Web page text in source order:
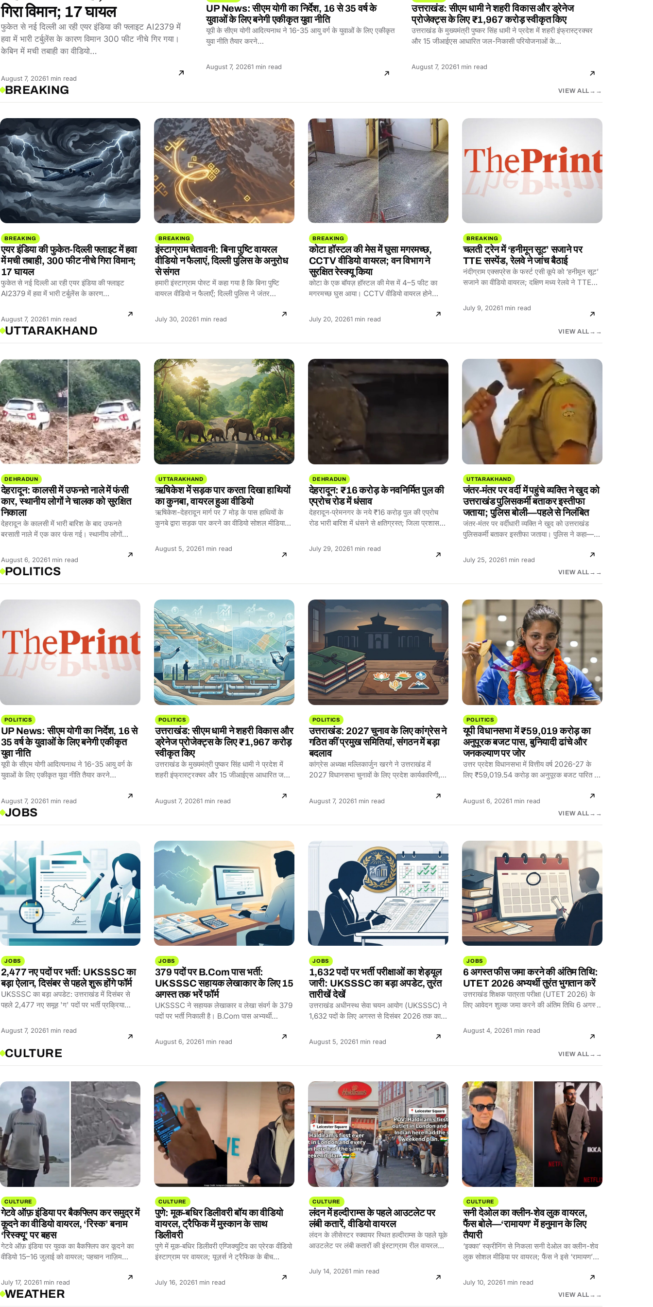
गिरा विमान; 17 घायल
फुकेत से नई दिल्ली आ रही एयर इंडिया की फ्लाइट AI2379 में
हवा में भारी टर्बुलेंस के कारण विमान 300 फीट नीचे गिर गया।
केबिन में मची तबाही का वीडियो…
August 7, 2026Reading
time:
1 min read
UP News: सीएम योगी का निर्देश, 16 से 35 वर्ष के
युवाओं के लिए बनेगी एकीकृत युवा नीति
यूपी के सीएम योगी आदित्यनाथ ने 16-35 आयु वर्ग के युवाओं के लिए एकीकृत
युवा नीति तैयार करने…
August 7, 2026Reading
1 min read
उत्तराखंड: सीएम धामी ने शहरी विकास और ड्रेनेज
प्रोजेक्ट्स के लिए ₹1,967 करोड़ स्वीकृत किए
उत्तराखंड के मुख्यमंत्री पुष्कर सिंह धामी ने प्रदेश में शहरी इंफ्रास्ट्रक्चर
और 15 जीआईएस आधारित जल-निकासी परियोजनाओं के…
August 7, 2026Reading
1 min read
BREAKING VIEW ALL →
BREAKING
BREAKING
एयर इंडिया की फुकेत-दिल्ली फ्लाइट में हवा
में मची तबाही, 300 फीट नीचे गिरा विमान;
17 घायल
फुकेत से नई दिल्ली आ रही एयर इंडिया की फ्लाइट
AI2379 में हवा में भारी टर्बुलेंस के कारण…
August 7, 2026Reading
time:
1 min read
BREAKING
इंस्टाग्राम चेतावनी: बिना पुष्टि वायरल
वीडियो न फैलाएं, दिल्ली पुलिस के अनुरोध
से संगत
हमारी इंस्टाग्राम पोस्ट में कहा गया है कि बिना पुष्टि
वायरल वीडियो न फैलाएँ; दिल्ली पुलिस ने जंतर…
July 30, 2026Reading
1 min read
BREAKING
कोटा हॉस्टल की मेस में घुसा मगरमच्छ,
CCTV वीडियो वायरल; वन विभाग ने
सुरक्षित रेस्क्यू किया
कोटा के एक बॉयज़ हॉस्टल की मेस में 4–5 फीट का
मगरमच्छ घुस आया। CCTV वीडियो वायरल होने…
July 20, 2026Reading
1 min read
BREAKING
चलती ट्रेन में ‘हनीमून सूट’ सजाने पर
TTE सस्पेंड, रेलवे ने जांच बैठाई
नंदीग्राम एक्सप्रेस के फर्स्ट एसी कूपे को ‘हनीमून सूट’
सजाने का वीडियो वायरल; दक्षिण मध्य रेलवे ने TTE…
July 9, 2026Reading
1 min read
UTTARAKHAND VIEW ALL →
DEHRADUN
देहरादून: कालसी में उफनते नाले में फंसी
कार, स्थानीय लोगों ने चालक को सुरक्षित
निकाला
देहरादून के कालसी में भारी बारिश के बाद उफनते
बरसाती नाले में एक कार फंस गई। स्थानीय लोगों…
August 6, 2026Reading
time:
1 min read
UTTARAKHAND
ऋषिकेश में सड़क पार करता दिखा हाथियों
का कुनबा, वायरल हुआ वीडियो
ऋषिकेश-देहरादून मार्ग पर 7 मोड़ के पास हाथियों के
कुनबे द्वारा सड़क पार करने का वीडियो सोशल मीडिया…
August 5, 2026Reading
1 min read
DEHRADUN
देहरादून: ₹16 करोड़ के नवनिर्मित पुल की
एप्रोच रोड में धंसाव
देहरादून‑प्रेमनगर के नये ₹16 करोड़ पुल की एप्रोच
रोड भारी बारिश में धंसने से क्षतिग्रस्त; जिला प्रशासन
July 29, 2026Reading
1 min read
UTTARAKHAND
जंतर‑मंतर पर वर्दी में पहुंचे व्यक्ति ने खुद को
उत्तराखंड पुलिसकर्मी बताकर इस्तीफा
जताया; पुलिस बोली—पहले से निलंबित
जंतर‑मंतर पर वर्दीधारी व्यक्ति ने खुद को उत्तराखंड
पुलिसकर्मी बताकर इस्तीफा जताया। पुलिस ने कहा—वह
July 25, 2026Reading
1 min read
POLITICS VIEW ALL →
POLITICS
UP News: सीएम योगी का निर्देश, 16 से
35 वर्ष के युवाओं के लिए बनेगी एकीकृत
युवा नीति
यूपी के सीएम योगी आदित्यनाथ ने 16-35 आयु वर्ग के
युवाओं के लिए एकीकृत युवा नीति तैयार करने…
August 7, 2026Reading
1 min read
POLITICS
उत्तराखंड: सीएम धामी ने शहरी विकास और
ड्रेनेज प्रोजेक्ट्स के लिए ₹1,967 करोड़
स्वीकृत किए
उत्तराखंड के मुख्यमंत्री पुष्कर सिंह धामी ने प्रदेश में
शहरी इंफ्रास्ट्रक्चर और 15 जीआईएस आधारित जल-
August 7, 2026Reading
1 min read
POLITICS
उत्तराखंड: 2027 चुनाव के लिए कांग्रेस ने
गठित कीं प्रमुख समितियां, संगठन में बड़ा
बदलाव
कांग्रेस अध्यक्ष मल्लिकार्जुन खरगे ने उत्तराखंड में
2027 विधानसभा चुनावों के लिए प्रदेश कार्यकारिणी,
August 7, 2026Reading
1 min read
POLITICS
यूपी विधानसभा में ₹59,019 करोड़ का
अनुपूरक बजट पास, बुनियादी ढांचे और
जनकल्याण पर जोर
उत्तर प्रदेश विधानसभा में वित्तीय वर्ष 2026-27 के
लिए ₹59,019.54 करोड़ का अनुपूरक बजट पारित हो
August 6, 2026Reading
1 min read
JOBS VIEW ALL →
JOBS
JOBS
2,477 नए पदों पर भर्ती: UKSSSC का
बड़ा ऐलान, दिसंबर से पहले शुरू होंगे फॉर्म
UKSSSC का बड़ा अपडेट: उत्तराखंड में दिसंबर से
पहले 2,477 नए समूह 'ग' पदों पर भर्ती प्रक्रिया
August 7, 2026Reading
1 min read
JOBS
379 पदों पर B.Com पास भर्ती:
UKSSSC सहायक लेखाकार के लिए 15
अगस्त तक भरें फॉर्म
UKSSSC ने सहायक लेखाकार व लेखा संवर्ग के 379
पदों पर भर्ती निकाली है। B.Com पास अभ्यर्थी
August 6, 2026Reading
1 min read
JOBS
1,632 पदों पर भर्ती परीक्षाओं का शेड्यूल
जारी: UKSSSC का बड़ा अपडेट, तुरंत
तारीखें देखें
उत्तराखंड अधीनस्थ सेवा चयन आयोग (UKSSSC) ने
1,632 पदों के लिए अगस्त से दिसंबर 2026 तक का
August 5, 2026Reading
1 min read
JOBS
6 अगस्त फीस जमा करने की अंतिम तिथि:
UTET 2026 अभ्यर्थी तुरंत भुगतान करें
उत्तराखंड शिक्षक पात्रता परीक्षा (UTET 2026) के
लिए आवेदन शुल्क जमा करने की अंतिम तिथि 6 अगस्त
August 4, 2026Reading
1 min read
CULTURE VIEW ALL →
CULTURE
CULTURE
गेटवे ऑफ़ इंडिया पर बैकफ्लिप कर समुद्र में
कूदने का वीडियो वायरल, ‘रिस्क’ बनाम
‘रिस्क्यू’ पर बहस
गेटवे ऑफ़ इंडिया पर युवक का बैकफ्लिप कर कूदने का
वीडियो 15–16 जुलाई को वायरल; पहचान नाज़िम
July 17, 2026Reading
time:
1 min read
CULTURE
पुणे: मूक‑बधिर डिलीवरी बॉय का वीडियो
वायरल, ट्रैफिक में मुस्कान के साथ
डिलीवरी
पुणे में मूक‑बधिर डिलीवरी एग्जिक्युटिव का प्रेरक वीडियो
इंस्टाग्राम पर वायरल; यूज़र्स ने ट्रैफिक के बीच
July 16, 2026Reading
1 min read
CULTURE
लंदन में हल्दीराम्स के पहले आउटलेट पर
लंबी कतारें, वीडियो वायरल
लंदन के लीसेस्टर स्क्वायर स्थित हल्दीराम्स के पहले यूके
आउटलेट पर लंबी कतारों की इंस्टाग्राम रील वायरल।
July 14, 2026Reading
1 min read
CULTURE
सनी देओल का क्लीन-शेव लुक वायरल,
फैंस बोले—‘रामायण’ में हनुमान के लिए
तैयारी
‘इक्का’ स्क्रीनिंग से निकला सनी देओल का क्लीन-शेव
लुक सोशल मीडिया पर वायरल; फैंस ने इसे ‘रामायण’
July 10, 2026Reading
1 min read
WEATHER VIEW ALL →